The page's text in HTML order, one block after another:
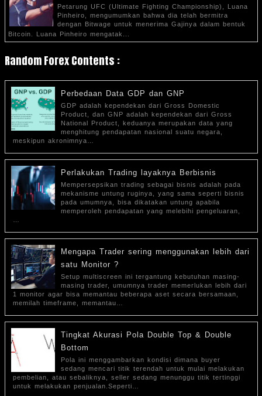
Petarung UFC (Ultimate Fighting Championship), Luana
Pinheiro, mengumumkan bahwa dia telah bermitra
dengan Bitwage untuk menerima Gajinya dalam bentuk
Bitcoin. Luana Pinheiro mengatak...
Random Forex Contents :
Perbedaan Data GDP dan GNP
GDP adalah kependekan dari Gross Domestic
Product, dan GNP adalah kependekan dari Gross
National Product, keduanya merupakan data yang
menghitung pendapatan nasional suatu negara,
meskipun akronimnya…
Perlakukan Trading layaknya Berbisnis
Mempersepsikan trading sebagai bisnis adalah pada
mekanisme untung ruginya, yang sama seperti bisnis
pada umumnya, bisa dikatakan untung apabila
memperoleh pendapatan yang melebihi pengeluaran,
Mengapa Trader sering menggunakan lebih dari
satu Monitor ?
Setup multiscreen ini tergantung kebutuhan masing-
masing trader, umumnya trader memerlukan lebih dari
1 monitor agar bisa memantau beberapa aset secara bersamaan,
memilah timeframe, memantau…
Tingkat Akurasi Pola Double Top & Double
Bottom
Pola ini menggambarkan kondisi dimana buyer
sedang mencari titik terendah untuk mulai melakukan
pembelian, atau sebaliknya, seller sedang menunggu titik tertinggi
untuk melakukan penjualan.Seperti…